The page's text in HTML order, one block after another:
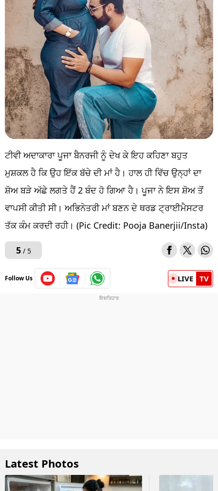
ਟੀਵੀ ਅਦਾਕਾਰਾ ਪੂਜਾ ਬੈਨਰਜੀ ਨੂੰ ਦੇਖ ਕੇ ਇਹ ਕਹਿਣਾ ਬਹੁਤ
ਮੁਸ਼ਕਲ ਹੈ ਕਿ ਉਹ ਇੱਕ ਬੱਚੇ ਦੀ ਮਾਂ ਹੈ। ਹਾਲ ਹੀ ਵਿੱਚ ਉਨ੍ਹਾਂ ਦਾ
ਸ਼ੋਅ ਬੜੇ ਅੱਛੇ ਲਗਤੇ ਹੈਂ 2 ਬੰਦ ਹੋ ਗਿਆ ਹੈ। ਪੂਜਾ ਨੇ ਇਸ ਸ਼ੋਅ ਤੋਂ
ਵਾਪਸੀ ਕੀਤੀ ਸੀ। ਅਭਿਨੇਤਰੀ ਮਾਂ ਬਣਨ ਦੇ ਥਰਡ ਟ੍ਰਾਈਮੈਸਟਰ
ਤੱਕ ਕੰਮ ਕਰਦੀ ਰਹੀ। (Pic Credit: Pooja Banerjii/Insta)
5/ 5
Follow Us LIVE TV
Latest Photos